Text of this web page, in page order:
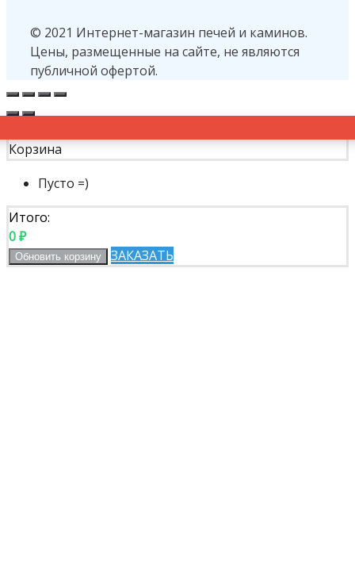
© 2021 Интернет-магазин печей и каминов.
Цены, размещенные на сайте, не являются
публичной офертой.
Корзина
Пусто =)
Итого:
0₽
Обновить корзину ЗАКАЗАТЬ